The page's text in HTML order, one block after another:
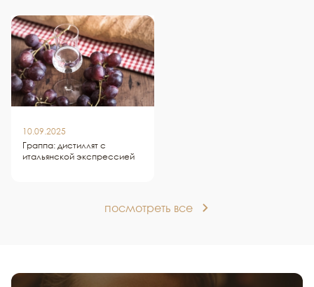
10.09.2025
Граппа: дистиллят с
итальянской экспрессией
посмотреть все